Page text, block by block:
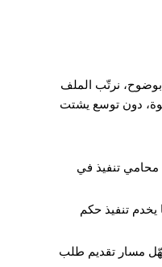
بوضوح، نرتّب الملف
دون توسع يشتت
محامي تنفيذ في
يخدم تنفيذ حكم
مسار تقديم طلب